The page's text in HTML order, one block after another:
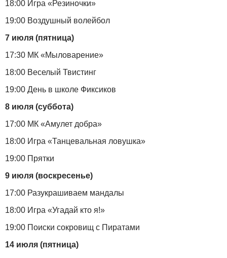
18:00 Игра «Резиночки»
19:00 Воздушный волейбол
7 июля (пятница)
17:30 МК «Мыловарение»
18:00 Веселый Твистинг
19:00 День в школе Фиксиков
8 июля (суббота)
17:00 МК «Амулет добра»
18:00 Игра «Танцевальная ловушка»
19:00 Прятки
9 июля (воскресенье)
17:00 Разукрашиваем мандалы
18:00 Игра «Угадай кто я!»
19:00 Поиски сокровищ с Пиратами
14 июля (пятница)